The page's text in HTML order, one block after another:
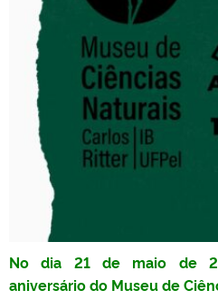
No dia 21 de maio de
aniversário do Museu de